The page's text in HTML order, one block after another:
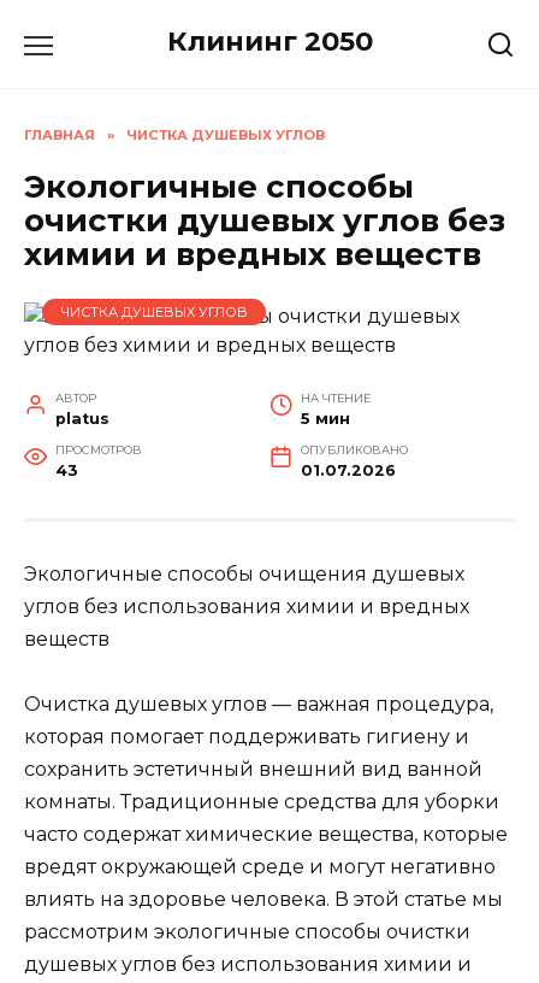
Клининг 2050
ГЛАВНАЯ » ЧИСТКА ДУШЕВЫХ УГЛОВ
Экологичные способы
очистки душевых углов без
химии и вредных веществ
ЧИСТКА ДУШЕВЫХ УГЛОВ
АВТОР
platus
НА ЧТЕНИЕ
5 мин
ПРОСМОТРОВ
43
ОПУБЛИКОВАНО
01.07.2026
Экологичные способы очищения душевых
углов без использования химии и вредных
веществ
Очистка душевых углов — важная процедура,
которая помогает поддерживать гигиену и
сохранить эстетичный внешний вид ванной
комнаты. Традиционные средства для уборки
часто содержат химические вещества, которые
вредят окружающей среде и могут негативно
влиять на здоровье человека. В этой статье мы
рассмотрим экологичные способы очистки
душевых углов без использования химии и